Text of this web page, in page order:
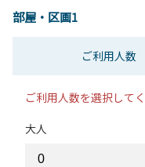
部屋・区画1
ご利用人数
ご利用人数を選択してく
大人